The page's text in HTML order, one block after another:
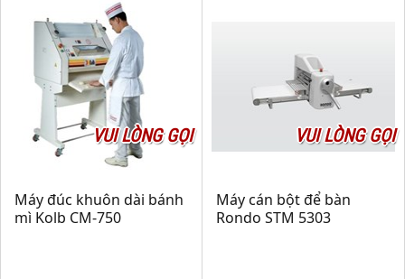
VUI LÒNG GỌI
Máy đúc khuôn dài bánh
mì Kolb CM-750
VUI LÒNG GỌI
Máy cán bột để bàn
Rondo STM 5303